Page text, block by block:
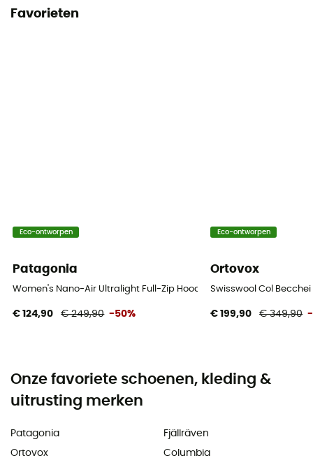
Favorieten
Eco-ontworpen
Patagonia
Women's Nano-Air Ultralight Full-Zip Hoody - Softshelljack - Dames
€ 124,90 € 249,90 -50%
Eco-ontworpen
Ortovox
Swisswool Col
€ 199,90 € 349,90 -
Onze favoriete schoenen, kleding &
uitrusting merken
Patagonia
Ortovox
Fjällräven
Columbia